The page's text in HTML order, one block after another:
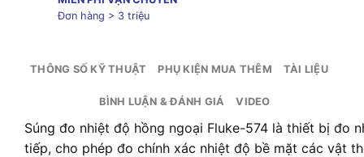
Đơn hàng > 3 triệu
THÔNG SỐ KỸ THUẬT PHỤ KIỆN MUA THÊM TÀI LIỆU
BÌNH LUẬN & ĐÁNH GIÁ VIDEO
Súng đo nhiệt độ hồng ngoại Fluke-574 là thiết bị đo
tiếp, cho phép đo chính xác nhiệt độ bề mặt các vật